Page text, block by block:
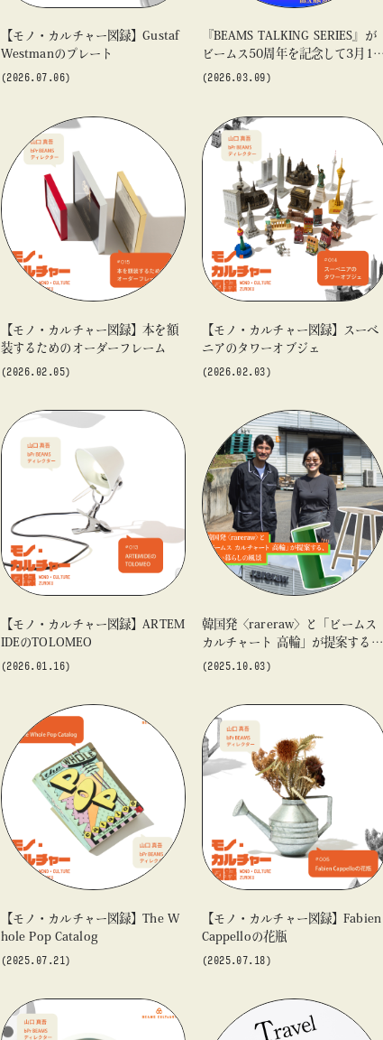
【モノ・カルチャー図録】Gustaf
Westmanのプレート
(2026.07.06)
『BEAMS TALKING SERIES』が
ビームス50周年を記念して3月16
日（月）に再登場
(2026.03.09)
【モノ・カルチャー図録】本を額
装するためのオーダーフレーム
(2026.02.05)
【モノ・カルチャー図録】スーベ
ニアのタワーオブジェ
(2026.02.03)
【モノ・カルチャー図録】ARTEM
IDEのTOLOMEO
(2026.01.16)
韓国発〈rareraw〉と「ビームス
カルチャート 高輪」が提案する、
新しい暮らしの風景
(2025.10.03)
【モノ・カルチャー図録】The W
hole Pop Catalog
(2025.07.21)
【モノ・カルチャー図録】Fabien
Cappelloの花瓶
(2025.07.18)